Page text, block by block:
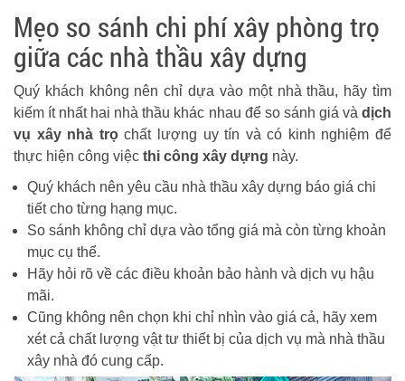
Mẹo so sánh chi phí xây phòng trọ
giữa các nhà thầu xây dựng
Quý khách không nên chỉ dựa vào một nhà thầu, hãy tìm
kiếm ít nhất hai nhà thầu khác nhau để so sánh giá và dịch
vụ xây nhà trọchất lượng uy tín và có kinh nghiệm để
thực hiện công việc thi công xây dựng này.
Quý khách nên yêu cầu nhà thầu xây dựng báo giá chi
tiết cho từng hạng mục.
So sánh không chỉ dựa vào tổng giá mà còn từng khoản
mục cụ thể.
Hãy hỏi rõ về các điều khoản bảo hành và dịch vụ hậu
mãi.
Cũng không nên chọn khi chỉ nhìn vào giá cả, hãy xem
xét cả chất lượng vật tư thiết bị của dịch vụ mà nhà thầu
xây nhà đó cung cấp.